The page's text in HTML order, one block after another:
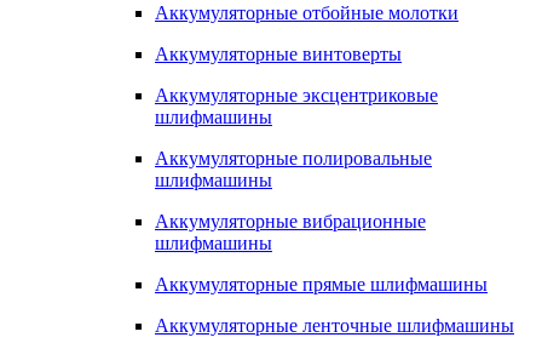
Аккумуляторные отбойные молотки
Аккумуляторные винтоверты
Аккумуляторные эксцентриковые
шлифмашины
Аккумуляторные полировальные
шлифмашины
Аккумуляторные вибрационные
шлифмашины
Аккумуляторные прямые шлифмашины
Аккумуляторные ленточные шлифмашины